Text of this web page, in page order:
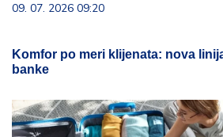
09. 07. 2026 09:20
Komfor po meri klijenata: nova
banke